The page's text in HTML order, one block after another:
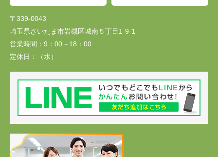
〒339-0043
埼玉県さいたま市岩槻区城南５丁目1-9-1
営業時間： 9：00～18：00
定休日：
（水）